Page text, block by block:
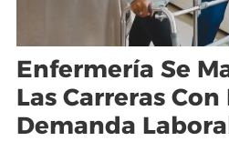
Enfermería Se
Las Carreras
Demanda